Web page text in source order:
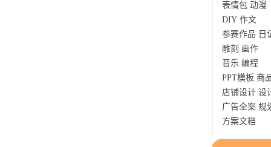
表情包 动漫
DIY 作文
参赛作品 日
雕刻 画作
音乐 编程
PPT模板 商
店铺设计 设
广告全案 规
方案文档